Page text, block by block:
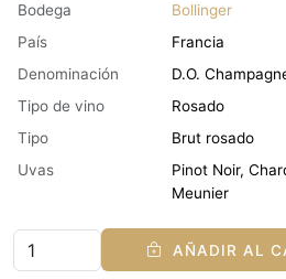
Bodega
Bollinger
País
Francia
Denominación
D.O.
Tipo de vino
Rosado
Tipo
Brut rosado
Uvas
Pinot Noir,
Meunier
AÑADIR AL